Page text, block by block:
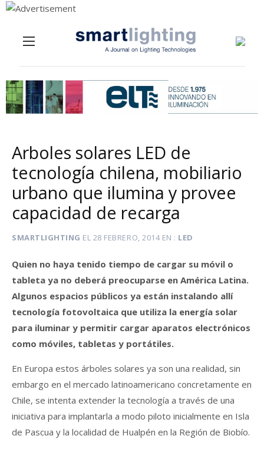
Arboles solares LED de
tecnología chilena, mobiliario
urbano que ilumina y provee
capacidad de recarga
SMARTLIGHTING EL 28 FEBRERO, 2014EN LED
Quien no haya tenido tiempo de cargar su móvil o
tableta ya no deberá preocuparse en América Latina.
Algunos espacios públicos ya están instalando allí
tecnología fotovoltaica que utiliza la energía solar
para iluminar y permitir cargar aparatos electrónicos
como móviles, tabletas y portátiles.
En Europa estos árboles solares ya son una realidad, sin
embargo en el mercado latinoamericano concretamente en
Chile, se intenta extender la tecnología a través de una
iniciativa para implantarla a modo piloto inicialmente en Isla
de Pascua y la localidad de Hualpén en la Región de Biobío.